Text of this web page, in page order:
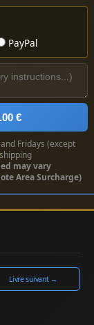
PayPal
€
Fridays (except
may vary
Area Surcharge)
Livre suivant →